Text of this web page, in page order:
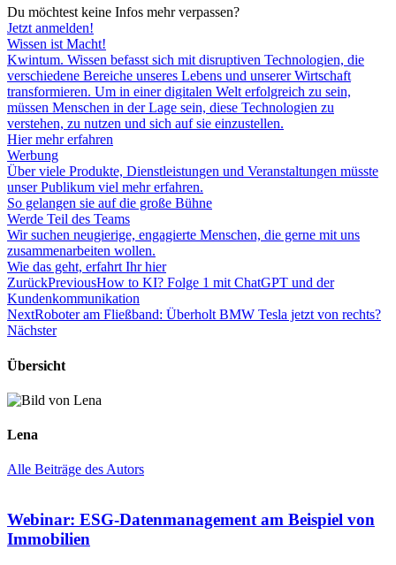
Du möchtest keine Infos mehr verpassen?
Jetzt anmelden!
Wissen ist Macht!
Kwintum. Wissen befasst sich mit disruptiven Technologien, die
verschiedene Bereiche unseres Lebens und unserer Wirtschaft
transformieren. Um in einer digitalen Welt erfolgreich zu sein,
müssen Menschen in der Lage sein, diese Technologien zu
verstehen, zu nutzen und sich auf sie einzustellen.
Hier mehr erfahren
Werbung
Über viele Produkte, Dienstleistungen und Veranstaltungen müsste
unser Publikum viel mehr erfahren.
So gelangen sie auf die große Bühne
Werde Teil des Teams
Wir suchen neugierige, engagierte Menschen, die gerne mit uns
zusammenarbeiten wollen.
Wie das geht, erfahrt Ihr hier
ZurückPreviousHow to KI? Folge 1 mit ChatGPT und der
Kundenkommunikation
NextRoboter am Fließband: Überholt BMW Tesla jetzt von rechts?
Nächster
Übersicht
Lena
Alle Beiträge des Autors
Webinar: ESG-Datenmanagement am Beispiel von
Immobilien